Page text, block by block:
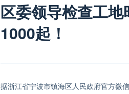
区委领导检查工
1000起！
据浙江省宁波市镇海区人民政府官方微